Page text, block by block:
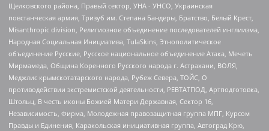
Щелковского района, Правый сектор, УНА - УНСО, Украинская
повстанческая армия, Тризуб им. Степана Бандеры, Братство, Белый Крест,
Misanthropic division, Религиозное объединение последователей инглиизма,
Народная Социальная Инициатива, TulaSkins, Этнополитическое
объединение Русские, Русское национальное объединение Атака, Мечеть
Мирмамеда, Община Коренного Русского народа г. Астрахани, ВОЛЯ,
Меджлис крымскотатарского народа, Рубеж Севера, ТОЙС, О
противодействии экстремистской деятельности, РЕВТАТПОД, Артподготовка,
Штольц, В честь иконы Божией Матери Державная, Сектор 16,
Независимость, Фирма, Молодежная правозащитная группа МПГ, Курсом
Правды и Единения, Каракольская инициативная группа, Автоград Крю,